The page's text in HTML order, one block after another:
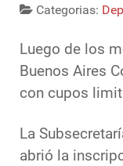
Categorias:
Luego de los
Buenos Aires
con cupos
La
abrió la